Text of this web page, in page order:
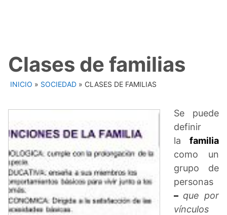
Clases de familias
INICIO » SOCIEDAD » CLASES DE FAMILIAS
Se puede
definir
la familia
como un
grupo de
personas
– que por
vínculos